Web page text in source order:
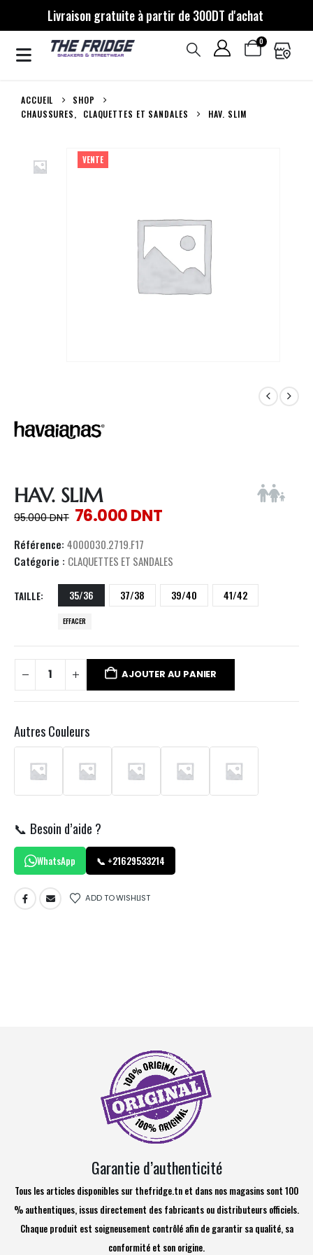
Livraison gratuite à partir de 300DT d'achat
0
ACCUEIL
SHOP
CHAUSSURES, CLAQUETTES ET SANDALES HAV. SLIM
VENTE
HAV. SLIM
95.000DNT 76.000DNT
Référence: 4000030.2719.F17
Catégorie : CLAQUETTES ET SANDALES
TAILLE 35/36 37/38 39/40 41/42
EFFACER
AJOUTER AU PANIER
Autres Couleurs
📞 Besoin d’aide ?
WhatsApp 📞 +21629533214
ADD TO WISHLIST
Garantie d’authenticité
Tous les articles disponibles sur thefridge.tn et dans nos magasins sont 100
% authentiques, issus directement des fabricants ou distributeurs officiels.
Chaque produit est soigneusement contrôlé afin de garantir sa qualité, sa
conformité et son origine.